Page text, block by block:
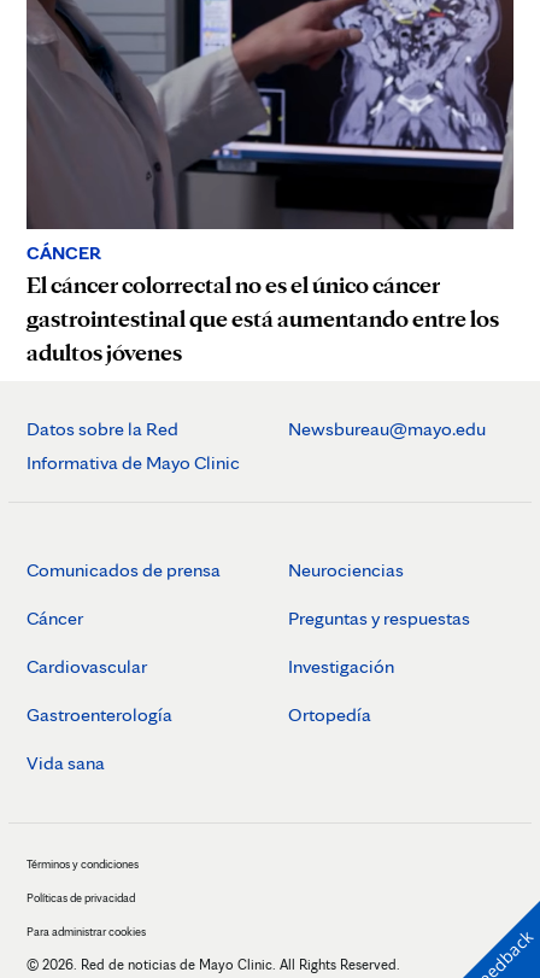
CÁNCER
El cáncer colorrectal no es el único cáncer
gastrointestinal que está aumentando entre los
adultos jóvenes
Datos sobre la Red
Informativa de Mayo Clinic
Newsbureau@mayo.edu
Comunicados de prensa
Cáncer
Cardiovascular
Gastroenterología
Vida sana
Neurociencias
Preguntas y respuestas
Investigación
Ortopedía
Términos y condiciones
Políticas de privacidad
Para administrar cookies
© 2026. Red de noticias de Mayo Clinic. All Rights Reserved. Feedback